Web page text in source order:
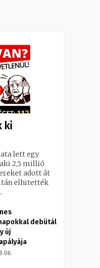
ki
lett egy
2,5 millió
adott át
elhitették
debütál
új